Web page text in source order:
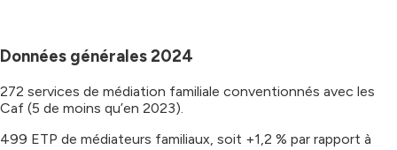
Données générales 2024
272 services de médiation familiale conventionnés avec les
Caf (5 de moins qu’en 2023).
499 ETP de médiateurs familiaux, soit +1,2 % par rapport à